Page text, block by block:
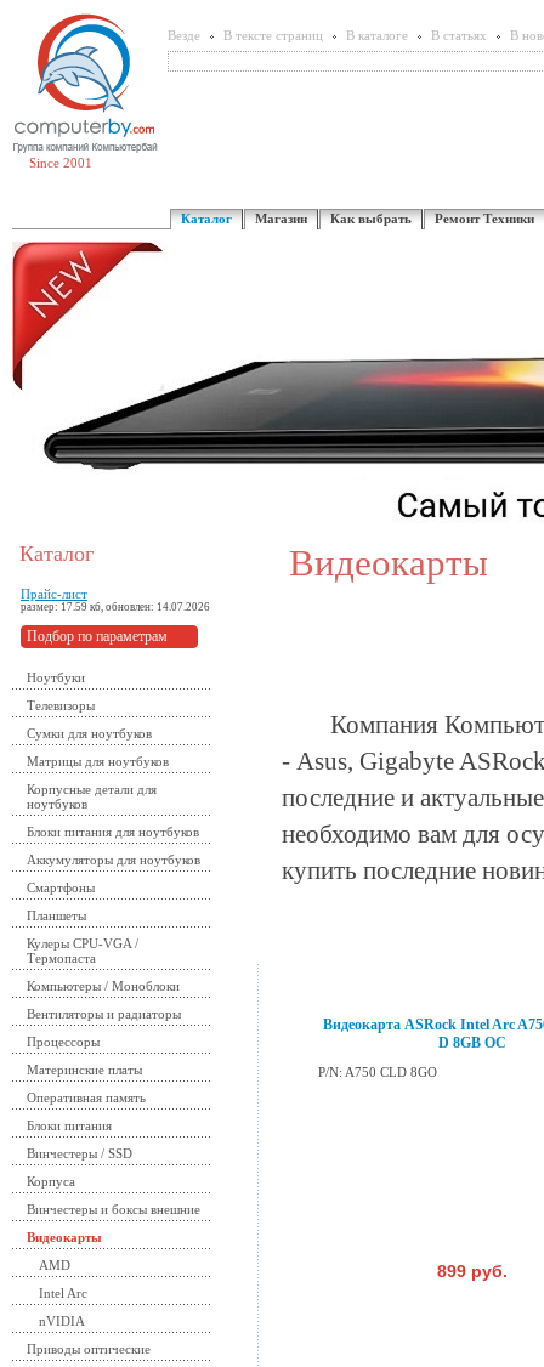
Since 2001
Везде В тексте страниц В каталоге В статьях В
Каталог Магазин Как выбрать Ремонт Техники
Каталог
Прайс-лист
размер: 17.59 кб, обновлен: 14.07.2026
Подбор по параметрам
Ноутбуки
Телевизоры
Сумки для ноутбуков
Матрицы для ноутбуков
Корпусные детали для
ноутбуков
Блоки питания для ноутбуков
Аккумуляторы для ноутбуков
Смартфоны
Планшеты
Кулеры CPU-VGA /
Термопаста
Компьютеры / Моноблоки
Вентиляторы и радиаторы
Процессоры
Материнские платы
Оперативная память
Блоки питания
Винчестеры / SSD
Корпуса
Винчестеры и боксы внешние
Видеокарты
AMD
Intel Arc
nVIDIA
Приводы оптические
Видеокарты
Компания
- Asus, Gigabyte
последние и
необходимо вам для
купить последние
Видеокарта ASRock Intel Arc
D 8GB OC
P/N: A750 CLD 8GO
899 руб.